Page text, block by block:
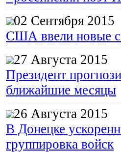
02 Сентября 2015
США ввели новые
27 Августа 2015
Президент
ближайшие месяцы
26 Августа 2015
В Донецке
группировка войск